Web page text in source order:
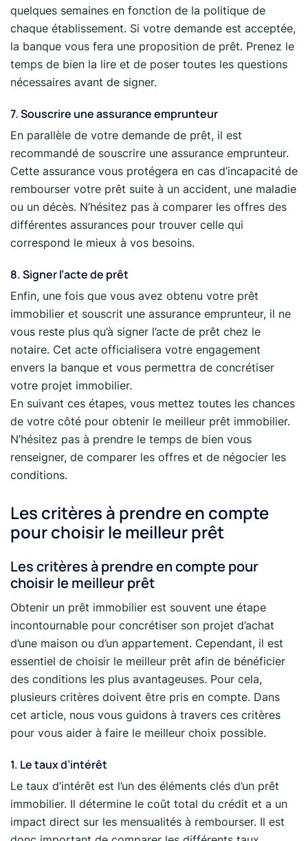
quelques semaines en fonction de la politique de
chaque établissement. Si votre demande est acceptée,
la banque vous fera une proposition de prêt. Prenez le
temps de bien la lire et de poser toutes les questions
nécessaires avant de signer.
7. Souscrire une assurance emprunteur
En parallèle de votre demande de prêt, il est
recommandé de souscrire une assurance emprunteur.
Cette assurance vous protégera en cas d’incapacité de
rembourser votre prêt suite à un accident, une maladie
ou un décès. N’hésitez pas à comparer les offres des
différentes assurances pour trouver celle qui
correspond le mieux à vos besoins.
8. Signer l’acte de prêt
Enfin, une fois que vous avez obtenu votre prêt
immobilier et souscrit une assurance emprunteur, il ne
vous reste plus qu’à signer l’acte de prêt chez le
notaire. Cet acte officialisera votre engagement
envers la banque et vous permettra de concrétiser
votre projet immobilier.
En suivant ces étapes, vous mettez toutes les chances
de votre côté pour obtenir le meilleur prêt immobilier.
N’hésitez pas à prendre le temps de bien vous
renseigner, de comparer les offres et de négocier les
conditions.
Les critères à prendre en compte
pour choisir le meilleur prêt
Les critères à prendre en compte pour
choisir le meilleur prêt
Obtenir un prêt immobilier est souvent une étape
incontournable pour concrétiser son projet d’achat
d’une maison ou d’un appartement. Cependant, il est
essentiel de choisir le meilleur prêt afin de bénéficier
des conditions les plus avantageuses. Pour cela,
plusieurs critères doivent être pris en compte. Dans
cet article, nous vous guidons à travers ces critères
pour vous aider à faire le meilleur choix possible.
1. Le taux d’intérêt
Le taux d’intérêt est l’un des éléments clés d’un prêt
immobilier. Il détermine le coût total du crédit et a un
impact direct sur les mensualités à rembourser. Il est